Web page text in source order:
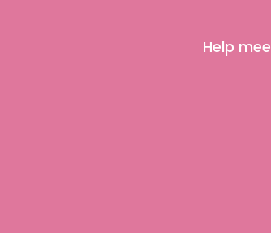
Help mee